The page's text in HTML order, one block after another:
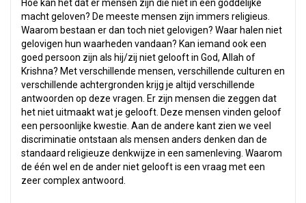
Hoe kan het dat er mensen zijn die niet in een goddelijke
macht geloven? De meeste mensen zijn immers religieus.
Waarom bestaan er dan toch niet gelovigen? Waar halen niet
gelovigen hun waarheden vandaan? Kan iemand ook een
goed persoon zijn als hij/zij niet gelooft in God, Allah of
Krishna? Met verschillende mensen, verschillende culturen en
verschillende achtergronden krijg je altijd verschillende
antwoorden op deze vragen. Er zijn mensen die zeggen dat
het niet uitmaakt wat je gelooft. Deze mensen vinden geloof
een persoonlijke kwestie. Aan de andere kant zien we veel
discriminatie ontstaan als mensen anders denken dan de
standaard religieuze denkwijze in een samenleving. Waarom
de één wel en de ander niet gelooft is een vraag met een
zeer complex antwoord.